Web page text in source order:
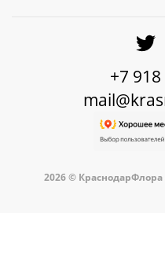
+7
2026 © КраснодарФлора